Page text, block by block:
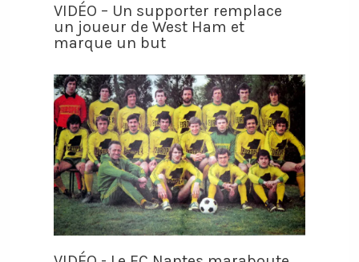
VIDÉO – Un supporter remplace
un joueur de West Ham et
marque un but